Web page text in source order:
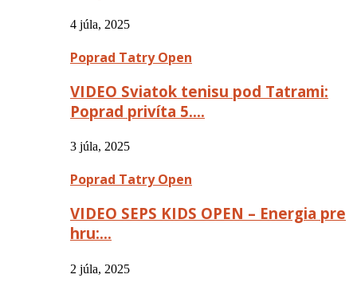
4 júla, 2025
Poprad Tatry Open
VIDEO Sviatok tenisu pod Tatrami:
Poprad privíta 5….
3 júla, 2025
Poprad Tatry Open
VIDEO SEPS KIDS OPEN – Energia pre
hru:…
2 júla, 2025